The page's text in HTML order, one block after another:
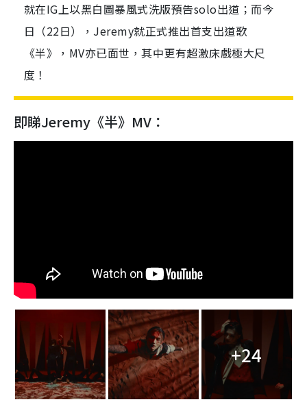
就在IG上以黑白圖暴風式洗版預告solo出道；而今
日（22日），Jeremy就正式推出首支出道歌
《半》，MV亦已面世，其中更有超激床戲極大尺
度！
即睇Jeremy《半》MV：
+24